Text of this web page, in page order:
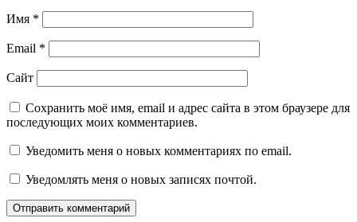
Имя *
Email *
Сайт
Сохранить моё имя, email и адрес сайта в этом браузере для
последующих моих комментариев.
Уведомить меня о новых комментариях по email.
Уведомлять меня о новых записях почтой.